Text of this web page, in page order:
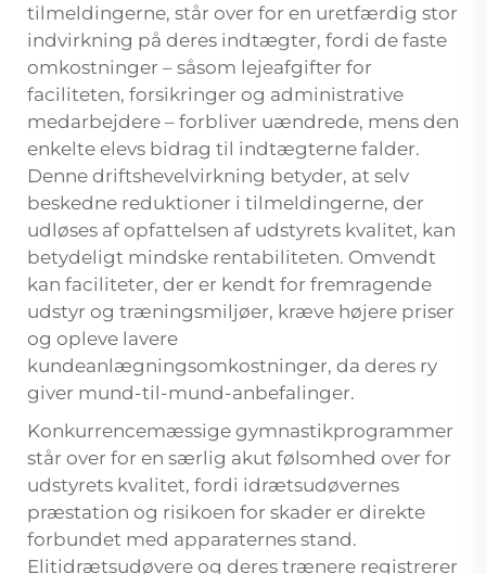
tilmeldingerne, står over for en uretfærdig stor
indvirkning på deres indtægter, fordi de faste
omkostninger – såsom lejeafgifter for
faciliteten, forsikringer og administrative
medarbejdere – forbliver uændrede, mens den
enkelte elevs bidrag til indtægterne falder.
Denne driftshevelvirkning betyder, at selv
beskedne reduktioner i tilmeldingerne, der
udløses af opfattelsen af udstyrets kvalitet, kan
betydeligt mindske rentabiliteten. Omvendt
kan faciliteter, der er kendt for fremragende
udstyr og træningsmiljøer, kræve højere priser
og opleve lavere
kundeanlægningsomkostninger, da deres ry
giver mund-til-mund-anbefalinger.
Konkurrencemæssige gymnastikprogrammer
står over for en særlig akut følsomhed over for
udstyrets kvalitet, fordi idrætsudøvernes
præstation og risikoen for skader er direkte
forbundet med apparaternes stand.
Elitidrætsudøvere og deres trænere registrerer